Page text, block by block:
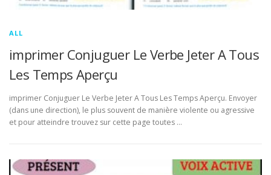
ALL
imprimer Conjuguer Le Verbe Jeter A Tous
Les Temps Aperçu
imprimer Conjuguer Le Verbe Jeter A Tous Les Temps Aperçu. Envoyer
(dans une direction), le plus souvent de manière violente ou agressive
et pour atteindre trouvez sur cette page toutes …